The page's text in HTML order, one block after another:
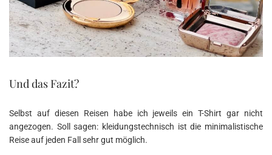
Und das Fazit?
Selbst auf diesen Reisen habe ich jeweils ein T-Shirt gar nicht
angezogen. Soll sagen: kleidungstechnisch ist die minimalistische
Reise auf jeden Fall sehr gut möglich.